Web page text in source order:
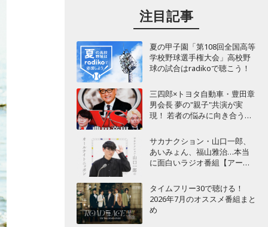
注目記事
夏の甲子園「第108回全国高等
学校野球選手権大会」高校野
球の試合はradikoで聴こう！
三四郎×トヨタ自動車・豊田章
男会長 夢の"親子"共演が実
現！ 若者の悩みに向き合うポ
サカナクション・山口一郎、
あいみょん、福山雅治…本当
に面白いラジオ番組【アーテ
タイムフリー30で聴ける！
2026年7月のオススメ番組まと
め